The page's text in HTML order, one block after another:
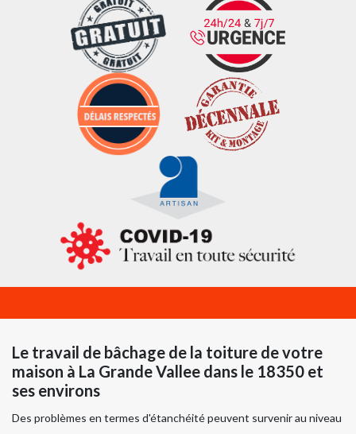
Le travail de bâchage de la toiture de votre
maison à La Grande Vallee dans le 18350 et
ses environs
Des problèmes en termes d'étanchéité peuvent survenir au niveau